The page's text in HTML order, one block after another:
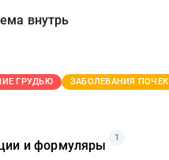
внутрь
ГРУДЬЮ
ЗАБОЛЕВАНИЯ ПОЧЕК
и формуляры
1